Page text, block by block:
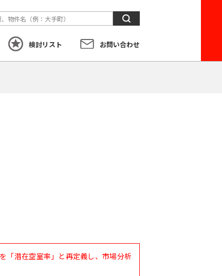
検
索
検討リスト お問い合わせ
「潜在空室率」と再定義し、市場分析